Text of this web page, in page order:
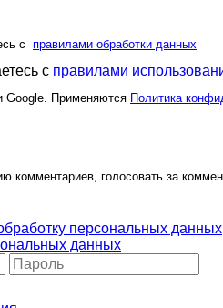
с правилами обработки данных
с правилами
Google. Применяются Политика
комментариев, голосовать за
персональных данных
данных